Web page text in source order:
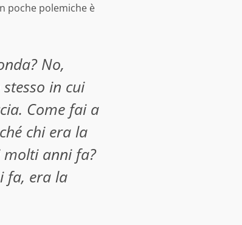
poche polemiche è
No,
in cui
Come fai a
chi era la
molti anni fa?
fa, era la